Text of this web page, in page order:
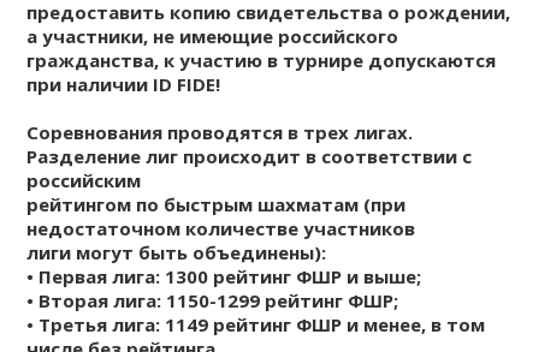
предоставить копию свидетельства о рождении,
а участники, не имеющие российского
гражданства, к участию в турнире допускаются
при наличии ID FIDE!
Соревнования проводятся в трех лигах.
Разделение лиг происходит в соответствии с
российским
рейтингом по быстрым шахматам (при
недостаточном количестве участников
лиги могут быть объединены):
• Первая лига: 1300 рейтинг ФШР и выше;
• Вторая лига: 1150-1299 рейтинг ФШР;
• Третья лига: 1149 рейтинг ФШР и менее, в том